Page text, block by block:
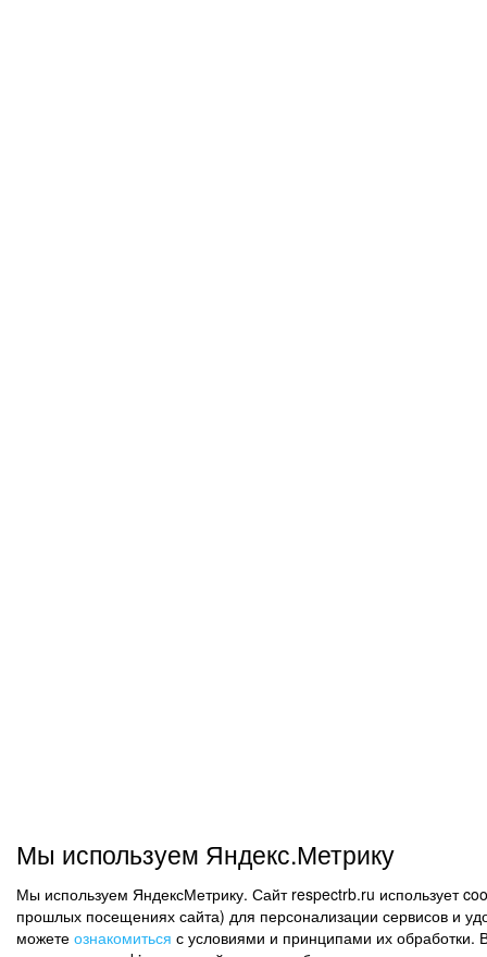
Мы используем Яндекс.Метрику
Мы используем ЯндексМетрику. Сайт respectrb.ru использует
прошлых посещениях сайта) для персонализации сервисов и
можете ознакомиться с условиями и принципами их обработки.